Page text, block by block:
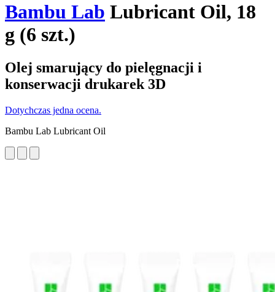
Bambu Lab Lubricant Oil, 18
g (6 szt.)
Olej smarujący do pielęgnacji i
konserwacji drukarek 3D
Dotychczas jedna ocena.
Bambu Lab Lubricant Oil